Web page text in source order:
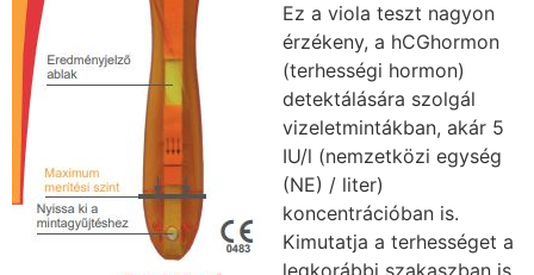
Ez a viola teszt nagyon
érzékeny, a hCGhormon
(terhességi hormon)
detektálására szolgál
vizeletmintákban, akár 5
IU/l (nemzetközi egység
(NE) / liter)
koncentrációban is.
Kimutatja a terhességet a